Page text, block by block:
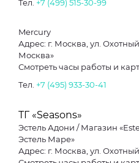
Тел. +7 (499) 515-30-99
Mercury
Адрес: г. Москва, ул.
Москва»
Смотреть часы работы и
Тел. +7 (495) 933-30-41
ТГ «Seasons»
Эстель Адони / Магазин
Эстель Маре»
Адрес: г. Москва, ул.